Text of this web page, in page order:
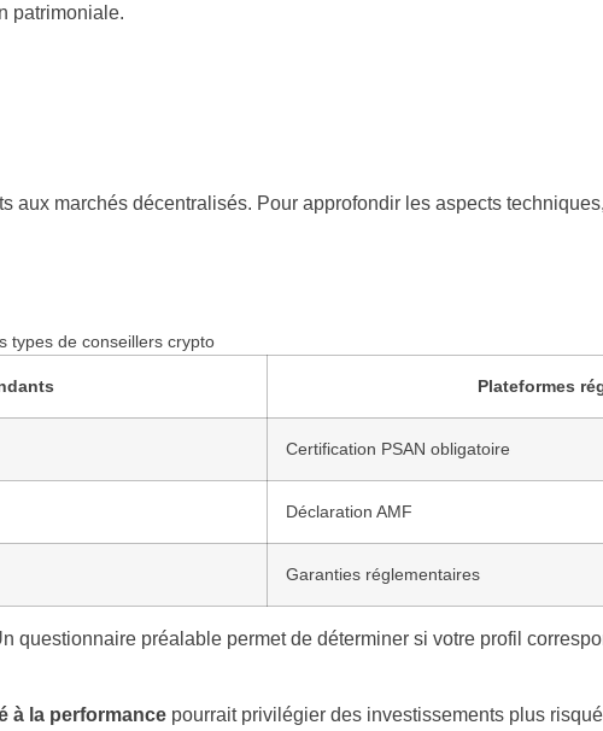
patrimoniale.
aux marchés décentralisés. Pour approfondir les aspects
types de conseillers crypto
Plateformes
Certification PSAN obligatoire
Déclaration AMF
Garanties réglementaires
questionnaire préalable permet de déterminer si votre profil
à la performance pourrait privilégier des investissements plus